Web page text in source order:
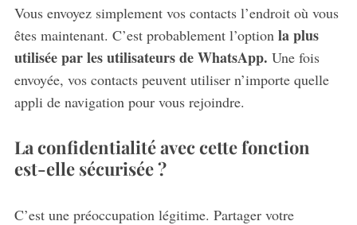
Vous envoyez simplement vos contacts l’endroit où vous
êtes maintenant. C’est probablement l’option la plus
utilisée par les utilisateurs de WhatsApp. Une fois
envoyée, vos contacts peuvent utiliser n’importe quelle
appli de navigation pour vous rejoindre.
La confidentialité avec cette fonction
est-elle sécurisée ?
C’est une préoccupation légitime. Partager votre